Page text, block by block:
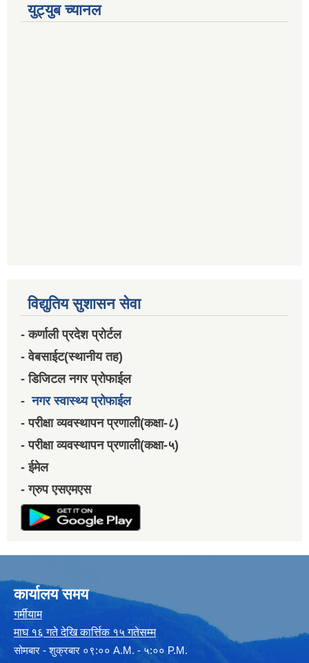
युट्युब च्यानल
विद्युतिय सुशासन सेवा
- कर्णाली प्रदेश प्रोर्टल
- वेबसाईट(स्थानीय तह)
- डिजिटल नगर प्रोफाईल
-नगर स्वास्थ्य प्रोफाईल
- परीक्षा व्यवस्थापन प्रणाली(कक्षा-८)
- परीक्षा व्यवस्थापन प्रणाली(कक्षा-५)
- ईमेल
- ग्रुप एसएमएस
कार्यालय समय
गर्मीयाम
माघ १६ गते देखि कार्त्तिक १५ गतेसम्म
सोमबार - शुक्रबार ०९:०० A.M. - ५:०० P.M.